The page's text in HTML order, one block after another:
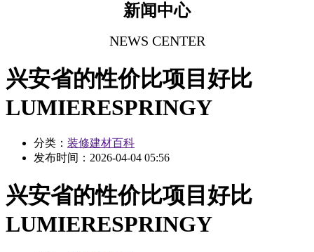
新闻中心
NEWS CENTER
兴安省的性价比项目好比
LUMIERESPRINGY
分类： 装修建材百科
发布时间： 2026-04-04 05:56
兴安省的性价比项目好比
LUMIERESPRINGY